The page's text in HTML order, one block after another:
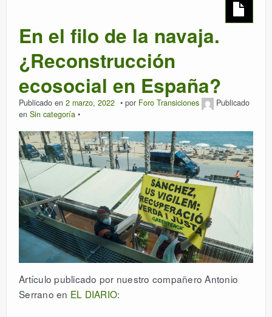
PUBLICACIONES + TIEMPO DE TRANSICIONES
RED AMIG@S DEL FORO
CANAL DE VIDEO
En el filo de la navaja.
¿Reconstrucción
ecosocial en España?
Publicado en 2 marzo, 2022 por Foro Transiciones
Publicado
en Sin categoría
Artículo publicado por nuestro compañero Antonio
Serrano en EL DIARIO: